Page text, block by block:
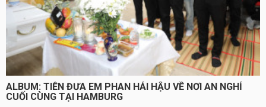
ALBUM: TIỄN ĐƯA EM PHAN HẢI HẬU VỀ NƠI AN NGHỈ
CUỐI CÙNG TẠI HAMBURG